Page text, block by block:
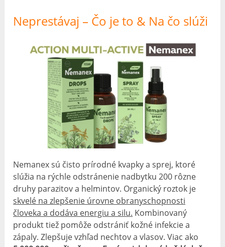
Neprestávaj – Čo je to & Na čo slúži
Nemanex sú čisto prírodné kvapky a sprej, ktoré
slúžia na rýchle odstránenie nadbytku 200 rôzne
druhy parazitov a helmintov. Organický roztok je
skvelé na zlepšenie úrovne obranyschopnosti
človeka a dodáva energiu a silu. Kombinovaný
produkt tiež pomôže odstrániť kožné infekcie a
zápaly. Zlepšuje vzhľad nechtov a vlasov. Viac ako